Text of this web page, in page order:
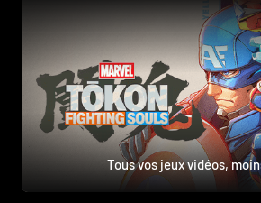
Tous vos jeux vidéos,